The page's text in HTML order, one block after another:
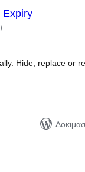
Expiry
αξιολογήσεις
σύνολο
)
Hide, replace or